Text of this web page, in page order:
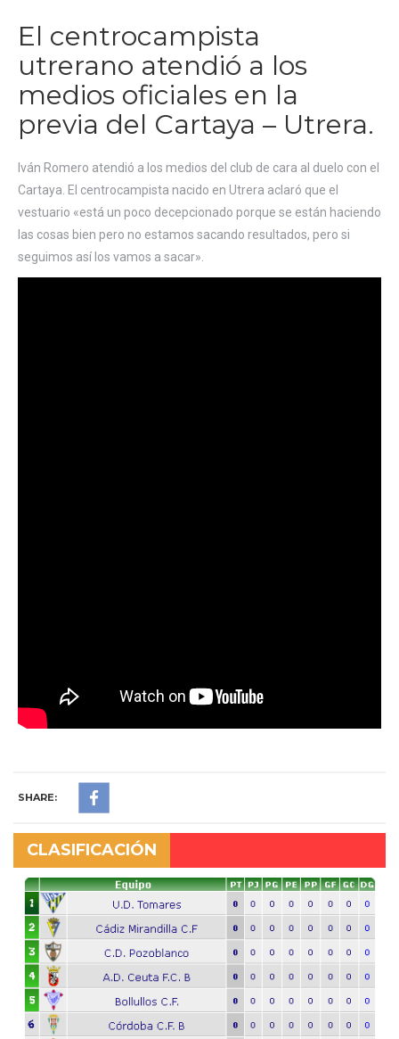
El centrocampista
utrerano atendió a los
medios oficiales en la
previa del Cartaya – Utrera.
Iván Romero atendió a los medios del club de cara al duelo con el
Cartaya. El centrocampista nacido en Utrera aclaró que el
vestuario «está un poco decepcionado porque se están haciendo
las cosas bien pero no estamos sacando resultados, pero si
seguimos así los vamos a sacar».
SHARE:
CLASIFICACIÓN